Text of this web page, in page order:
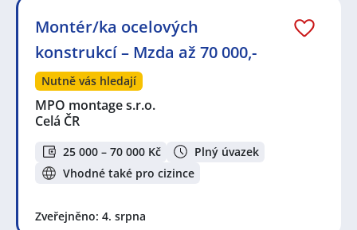
Montér/ka ocelových
konstrukcí – Mzda až 70 000,-
Nutně vás hledají
MPO montage s.r.o.
Celá ČR
25 000 – 70 000 Kč
Plný úvazek
Vhodné také pro cizince
Zveřejněno: 4. srpna